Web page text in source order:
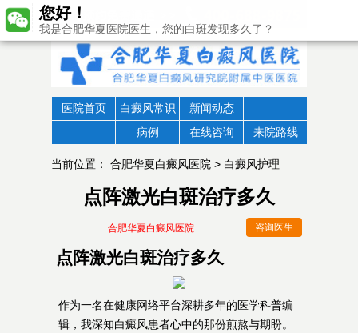
医院首页 白癜风常识
新闻动态
病例
在线咨询 来院路线
当前位置： 合肥华夏白癜风医院 > 白癜风护理
点阵激光白斑治疗多久
合肥华夏白癜风医院 咨询医生
点阵激光白斑治疗多久
作为一名在健康网络平台深耕多年的医学科普编
辑，我深知白癜风患者心中的那份煎熬与期盼。
您好！
我是合肥华夏医院医生，您的白斑发现多久了？